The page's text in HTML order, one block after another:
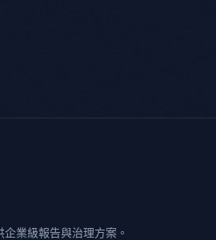
業級報告與治理方案。